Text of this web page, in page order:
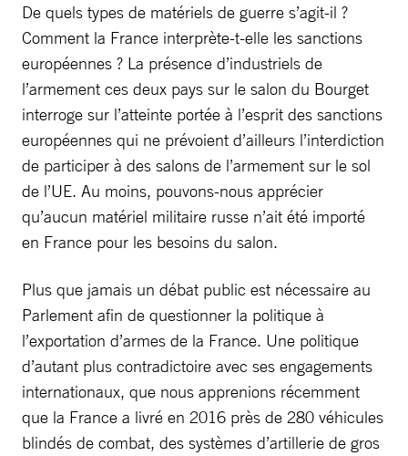
De quels types de matériels de guerre s’agit-il ?
Comment la France interprète-t-elle les sanctions
européennes ? La présence d’industriels de
l’armement ces deux pays sur le salon du Bourget
interroge sur l’atteinte portée à l’esprit des sanctions
européennes qui ne prévoient d’ailleurs l’interdiction
de participer à des salons de l’armement sur le sol
de l’UE. Au moins, pouvons-nous apprécier
qu’aucun matériel militaire russe n’ait été importé
en France pour les besoins du salon.
Plus que jamais un débat public est nécessaire au
Parlement afin de questionner la politique à
l’exportation d’armes de la France. Une politique
d’autant plus contradictoire avec ses engagements
internationaux, que nous apprenions récemment
que la France a livré en 2016 près de 280 véhicules
blindés de combat, des systèmes d’artillerie de gros